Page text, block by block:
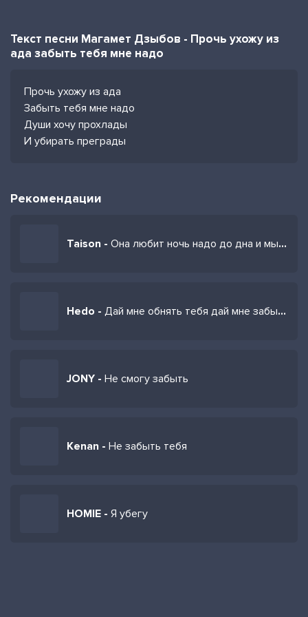
Текст песни Магамет Дзыбов - Прочь ухожу из
ада забыть тебя мне надо
Прочь ухожу из ада
Забыть тебя мне надо
Души хочу прохлады
И убирать преграды
Рекомендации
Taison - Она любит ночь надо до дна и мысли прочь
Hedo - Дай мне обнять тебя дай мне забыть тебя
JONY - Не смогу забыть
Kenan - Не забыть тебя
HOMIE - Я убегу